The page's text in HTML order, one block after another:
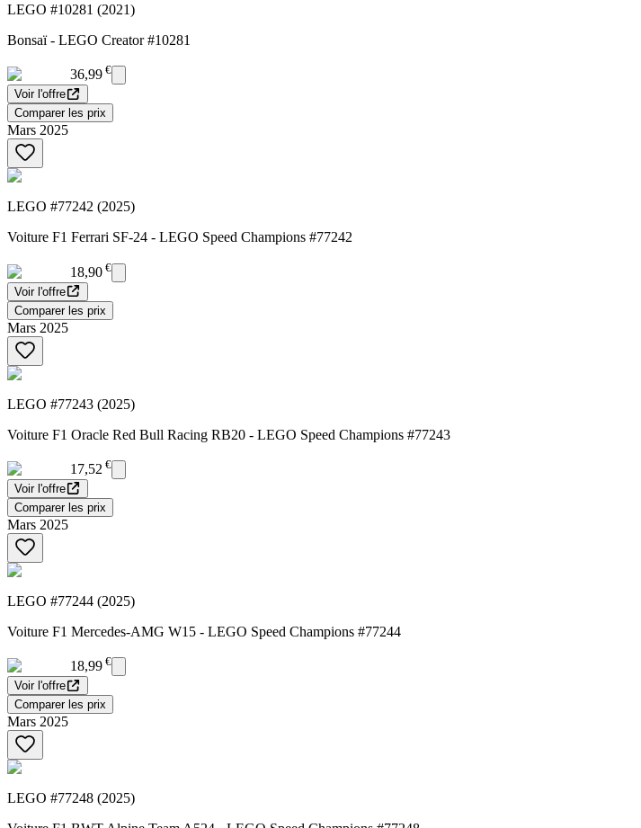
LEGO #10281 (2021)
Bonsaï - LEGO Creator #10281
36,99 €
Voir l'offre
Comparer les prix
Mars 2025
LEGO #77242 (2025)
Voiture F1 Ferrari SF-24 - LEGO Speed Champions #77242
18,90 €
Voir l'offre
Comparer les prix
Mars 2025
LEGO #77243 (2025)
Voiture F1 Oracle Red Bull Racing RB20 - LEGO Speed Champions #77243
17,52 €
Voir l'offre
Comparer les prix
Mars 2025
LEGO #77244 (2025)
Voiture F1 Mercedes-AMG W15 - LEGO Speed Champions #77244
18,99 €
Voir l'offre
Comparer les prix
Mars 2025
LEGO #77248 (2025)